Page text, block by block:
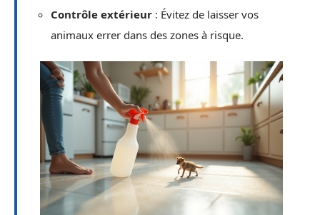
Contrôle extérieur : Évitez de laisser vos
animaux errer dans des zones à risque.